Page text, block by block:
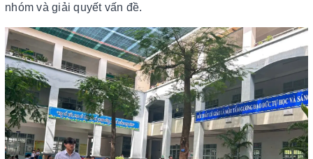
nhóm và giải quyết vấn đề.